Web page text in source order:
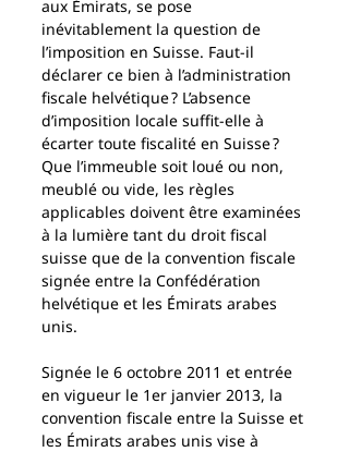
aux Émirats, se pose
inévitablement la question de
l’imposition en Suisse. Faut-il
déclarer ce bien à l’administration
fiscale helvétique ? L’absence
d’imposition locale suffit-elle à
écarter toute fiscalité en Suisse ?
Que l’immeuble soit loué ou non,
meublé ou vide, les règles
applicables doivent être examinées
à la lumière tant du droit fiscal
suisse que de la convention fiscale
signée entre la Confédération
helvétique et les Émirats arabes
unis.
Signée le 6 octobre 2011 et entrée
en vigueur le 1er janvier 2013, la
convention fiscale entre la Suisse et
les Émirats arabes unis vise à